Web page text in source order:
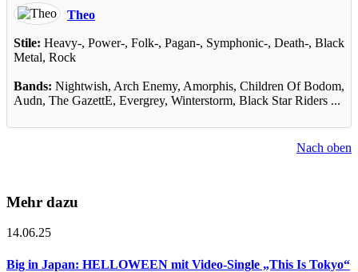
Theo
Stile: Heavy-, Power-, Folk-, Pagan-, Symphonic-, Death-, Black
Metal, Rock
Bands: Nightwish, Arch Enemy, Amorphis, Children Of Bodom,
Audn, The GazettE, Evergrey, Winterstorm, Black Star Riders ...
Nach oben
Mehr dazu
14.06.25
Big in Japan: HELLOWEEN mit Video-Single „This Is Tokyo“